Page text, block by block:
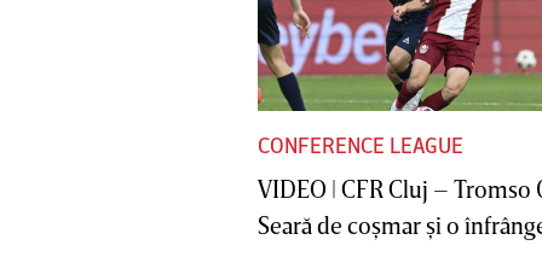
CONFERENCE LEAGUE
VIDEO | CFR Cluj – Tromso
Seară de coşmar şi o